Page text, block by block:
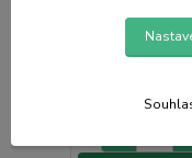
sklad | odešleme
prac. dnů